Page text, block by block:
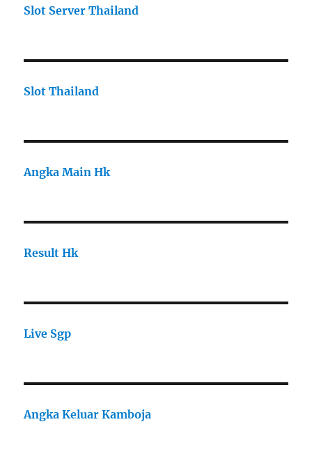
Slot Server Thailand
Slot Thailand
Angka Main Hk
Result Hk
Live Sgp
Angka Keluar Kamboja